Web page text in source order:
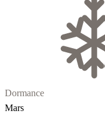
Dormance
Mars